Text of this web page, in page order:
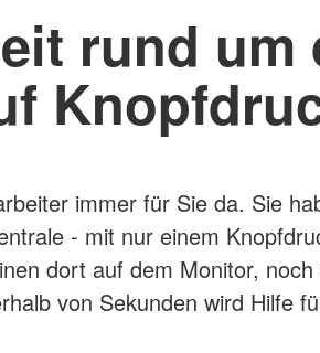
rund um
immer für Sie da. Sie
- mit nur einem
dort auf dem Monitor,
von Sekunden wird Hilfe